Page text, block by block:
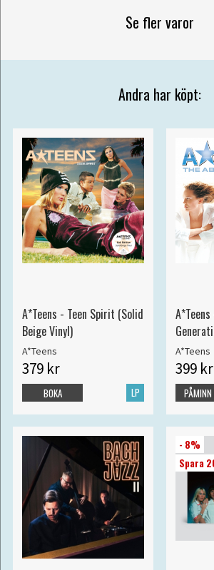
Se fler varor
Andra har köpt:
A*Teens - Teen Spirit (Solid
Beige Vinyl)
A*Teens
379 kr
LP
BOKA
A*Teens
399 kr
- 8%
Spara